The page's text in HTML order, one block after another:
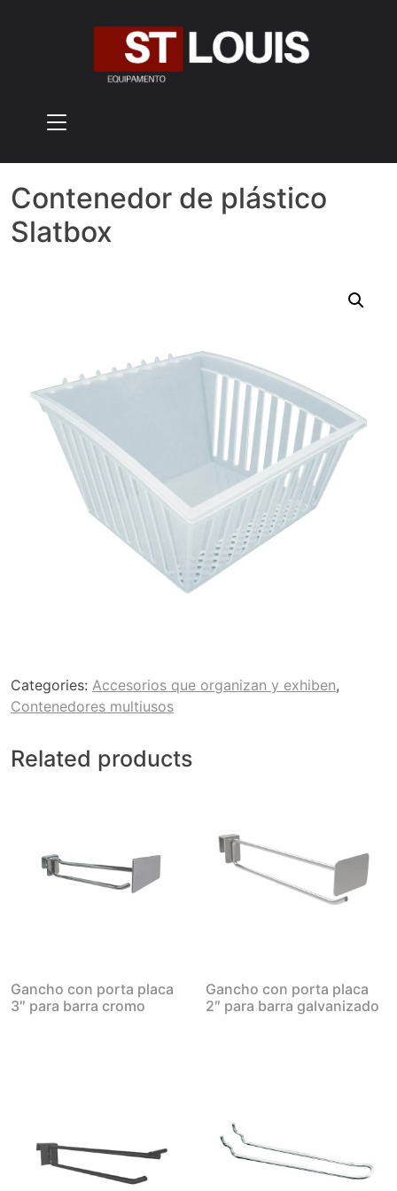
Contenedor de plástico
Slatbox
Categories: Accesorios que organizan y exhiben,
Contenedores multiusos
Related products
Gancho con porta placa
3″ para barra cromo
Gancho con porta placa
2″ para barra galvanizado